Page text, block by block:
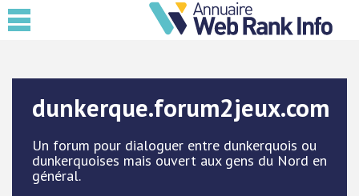
dunkerque.forum2jeux.com
Un forum pour dialoguer entre dunkerquois ou
dunkerquoises mais ouvert aux gens du Nord en
général.